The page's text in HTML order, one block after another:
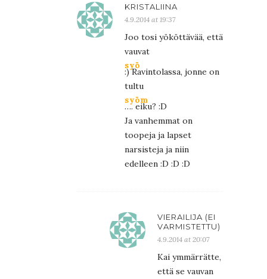
KRISTALIINA
4.9.2014 at 19:37
Joo tosi yököttävää, että
vauvat
syö
:) Ravintolassa, jonne on
tultu
syöm
…. eiku? :D
Ja vanhemmat on
toopeja ja lapset
narsisteja ja niin
edelleen :D :D :D
VIERAILIJA (EI
VARMISTETTU)
4.9.2014 at 20:07
Kai ymmärrätte,
että se vauvan